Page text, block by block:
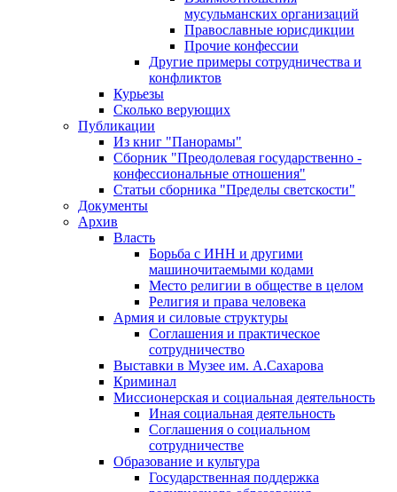
мусульманских организаций
Православные юрисдикции
Прочие конфессии
Другие примеры сотрудничества и
конфликтов
Курьезы
Сколько верующих
Публикации
Из книг "Панорамы"
Сборник "Преодолевая государственно -
конфессиональные отношения"
Статьи сборника "Пределы светскости"
Документы
Архив
Власть
Борьба с ИНН и другими
машиночитаемыми кодами
Место религии в обществе в целом
Религия и права человека
Армия и силовые структуры
Соглашения и практическое
сотрудничество
Выставки в Музее им. А.Сахарова
Криминал
Миссионерская и социальная деятельность
Иная социальная деятельность
Соглашения о социальном
сотрудничестве
Образование и культура
Государственная поддержка